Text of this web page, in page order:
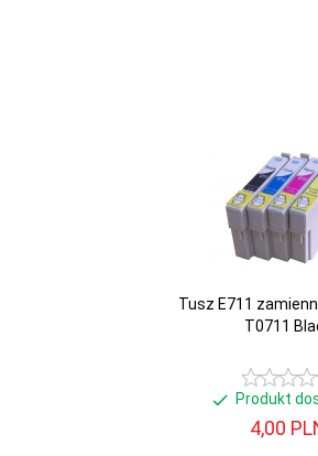
Tusz E711
T0711
Produkt
4,00